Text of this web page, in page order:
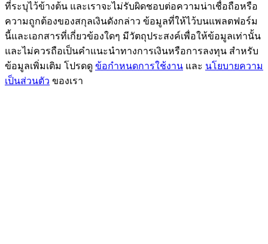
รับรางวัลและสิทธิพิเศษสุดพิเศษ
ศูนย์รางวัล
เข้าสู่ระบบ ลงชื่อ
ที่ระบุไว้ข้างต้น และเราจะไม่รับผิดชอบต่อความน่าเชื่อถือหรือ
ความถูกต้องของสกุลเงินดังกล่าว ข้อมูลที่ให้ไว้บนแพลตฟอร์ม
นี้และเอกสารที่เกี่ยวข้องใดๆ มีวัตถุประสงค์เพื่อให้ข้อมูลเท่านั้น
และไม่ควรถือเป็นคำแนะนำทางการเงินหรือการลงทุน สำหรับ
ข้อมูลเพิ่มเติม โปรดดู ข้อกำหนดการใช้งาน และ นโยบายความ
เป็นส่วนตัว ของเรา